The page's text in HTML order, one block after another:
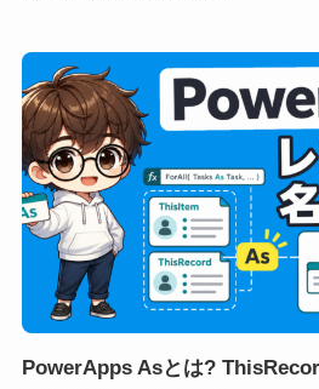
PowerApps Asとは?